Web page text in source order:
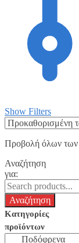
Show Filters
Προβολή όλων των
Αναζήτηση
για:
Κατηγορίες
προϊόντων